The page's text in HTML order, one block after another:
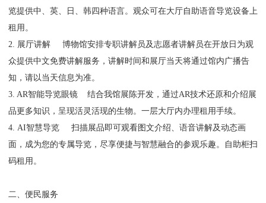
览提供中、英、日、韩四种语言。观众可在大厅自助语音导览设备上
租用。
2. 展厅讲解 博物馆安排专职讲解员及志愿者讲解员在开放日为观
众提供中文免费讲解服务，讲解时间和展厅当天将通过馆内广播告
知，请以当天信息为准。
3. AR智能导览眼镜 结合我馆展陈开发，通过AR技术还原和介绍展
品更多知识，呈现活灵活现的生物。一层大厅内办理租用手续。
4. AI智慧导览 扫描展品即可观看图文介绍、语音讲解及动态画
面，成为您的专属导览，尽享便捷与智慧融合的参观乐趣。自助柜扫
码租用。
二、便民服务